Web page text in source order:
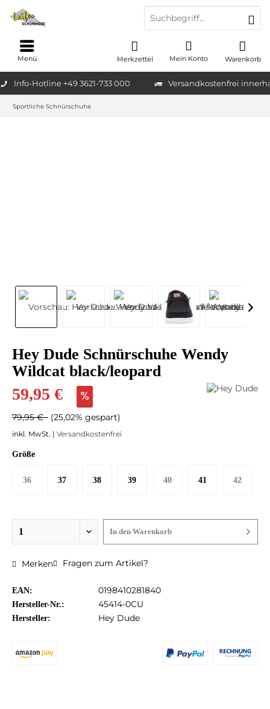
Info-Hotline +49 3621-733 000 Versandkostenfrei
Warenkorb
Merkzettel Mein Konto
Menü
Sportliche Schnürschuhe
Hey Dude Schnürschuhe Wendy
Wildcat black/leopard
59,95 €
79,95 € (25,02% gespart)
inkl. MwSt. | Versandkostenfrei
Größe
36 37 38 39 40 41 42
In den Warenkorb
Merken Fragen zum Artikel?
EAN: 0198410281840
Hersteller-Nr.: 45414-0CU
Hersteller: Hey Dude